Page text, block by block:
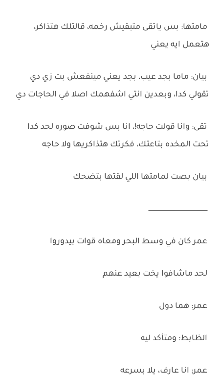
‏مامتها: بس ياتقى متبقيش رخمه، قالتلك هتذاكر،
هتعمل ايه يعني
‏بيان: ماما بجد عيب، بجد يعني مينفعش بت زي دي
تقولي كدا، وبعدين انتي اشفهمك اصلا في الحاجات دي
‏تقى: وانا قولت حاجه!، انا بس شوفت صوره لحد كدا
تحت المخده بتاعتك، فكرتك هتذاكريها ولا حاجه
‏بيان بصت لمامتها اللي لقتها بتضحك
‏ــــــــــــــــــــــــــــــــــــــــــــــــــــــــــــ
‏عمر كان في وسط البحر ومعاه قوات بيدوروا
‏لحد ماشافوا يخت بعيد عنهم
‏عمر: هما دول
‏الظابط: ومتأكد ليه
‏عمر: انا عارف، يلا بسرعه